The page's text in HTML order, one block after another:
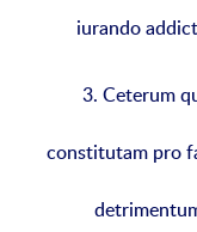
iurando
3. Ceterum
constitutam pro